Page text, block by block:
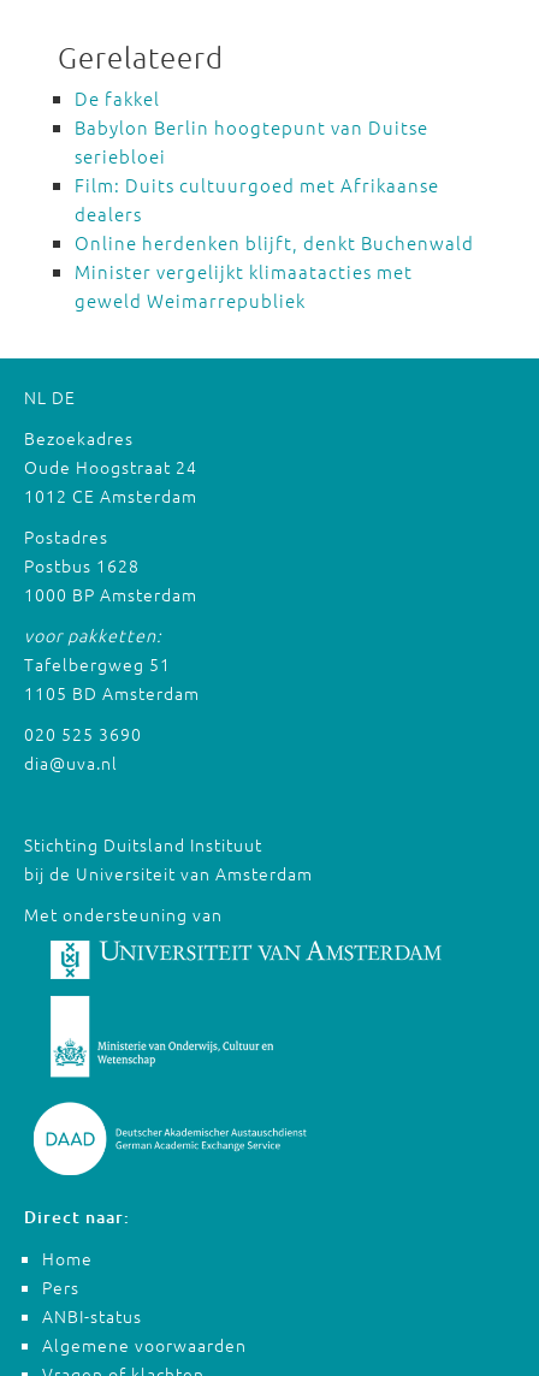
Gerelateerd
De fakkel
Babylon Berlin hoogtepunt van Duitse
seriebloei
Film: Duits cultuurgoed met Afrikaanse
dealers
Online herdenken blijft, denkt Buchenwald
Minister vergelijkt klimaatacties met
geweld Weimarrepubliek
NL DE
Bezoekadres
Oude Hoogstraat 24
1012 CE Amsterdam
Postadres
Postbus 1628
1000 BP Amsterdam
voor pakketten:
Tafelbergweg 51
1105 BD Amsterdam
020 525 3690
dia@uva.nl
Stichting Duitsland Instituut
bij de Universiteit van Amsterdam
Met ondersteuning van
Direct naar:
Home
Pers
ANBI-status
Algemene voorwaarden